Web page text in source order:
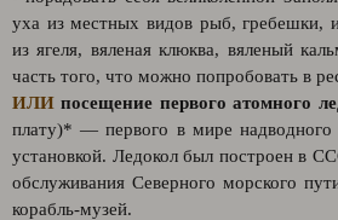
уха из местных видов рыб, гребешки,
из ягеля, вяленая клюква, вяленый
часть того, что можно попробовать в
ИЛИ посещение первого атомного
плату)* — первого в мире надводного
установкой. Ледокол был построен в
обслуживания Северного морского
корабль-музей.